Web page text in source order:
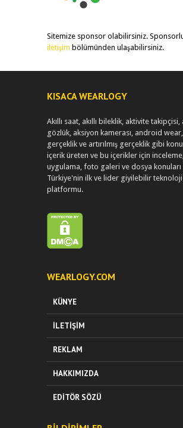
Sitemize sponsor olabilirsiniz.
iletişim bölümünden ulaşabilirsiniz.
KISACA WEARLOGY
Akıllı saat, akıllı bileklik, aktivite takipçisi,
gözlük, aksiyon kamerası, android
gerçeklik ve artırılmış gerçeklik gibi
içerik üreten ve bu içerikler için inceleme,
uygulama, foto galeri ve dosya konuları
Türkiye'nin ilk ve lider giyilebilir teknoloji
platformu.
WEARLOGY.COM
KÜNYE
İLETIŞIM
REKLAM
HAKKIMIZDA
EDITÖR SÖZÜ